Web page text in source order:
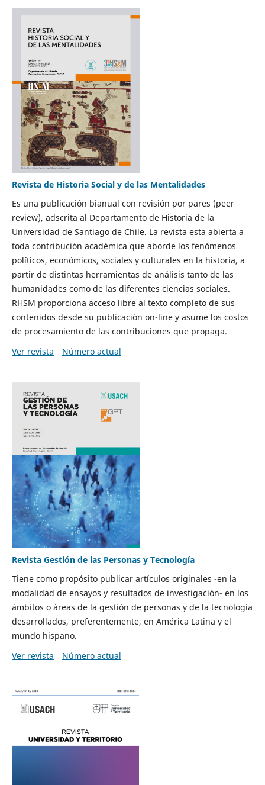
Revista de Historia Social y de las Mentalidades
Es una publicación bianual con revisión por pares (peer
review), adscrita al Departamento de Historia de la
Universidad de Santiago de Chile. La revista esta abierta a
toda contribución académica que aborde los fenómenos
políticos, económicos, sociales y culturales en la historia, a
partir de distintas herramientas de análisis tanto de las
humanidades como de las diferentes ciencias sociales.
RHSM proporciona acceso libre al texto completo de sus
contenidos desde su publicación on-line y asume los costos
de procesamiento de las contribuciones que propaga.
Ver revista
Número actual
Revista Gestión de las Personas y Tecnología
Tiene como propósito publicar artículos originales -en la
modalidad de ensayos y resultados de investigación- en los
ámbitos o áreas de la gestión de personas y de la tecnología
desarrollados, preferentemente, en América Latina y el
mundo hispano.
Ver revista
Número actual